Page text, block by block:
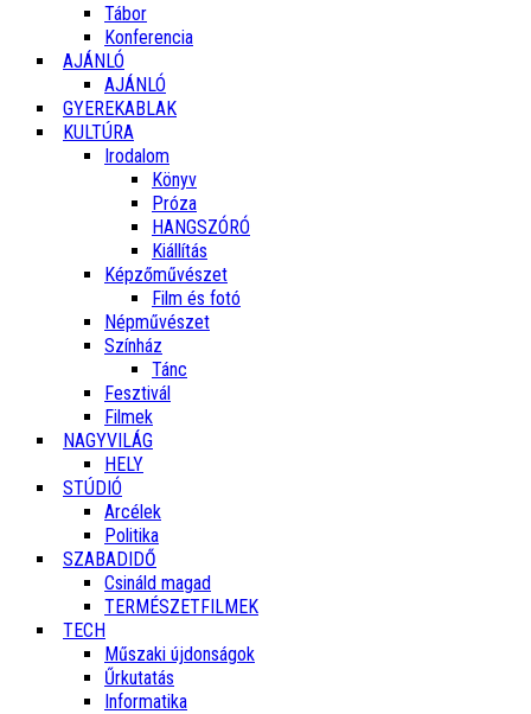
Tábor
Konferencia
AJÁNLÓ
AJÁNLÓ
GYEREKABLAK
KULTÚRA
Irodalom
Könyv
Próza
HANGSZÓRÓ
Kiállítás
Képzőművészet
Film és fotó
Népművészet
Színház
Tánc
Fesztivál
Filmek
NAGYVILÁG
HELY
STÚDIÓ
Arcélek
Politika
SZABADIDŐ
Csináld magad
TERMÉSZETFILMEK
TECH
Műszaki újdonságok
Űrkutatás
Informatika